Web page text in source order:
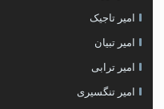
امیر تاجیک
امیر تبیان
امیر ترابی
امیر تنگسیری